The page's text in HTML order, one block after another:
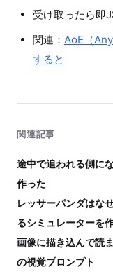
受け取ったら即
関連： AoE（
すると
関連記事
途中で追われる側に
作った
レッサーパンダはな
るシミュレーターを
画像に描き込んで読
の視覚プロンプト